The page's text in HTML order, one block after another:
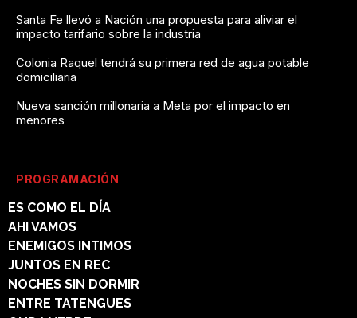
Santa Fe llevó a Nación una propuesta para aliviar el
impacto tarifario sobre la industria
Colonia Raquel tendrá su primera red de agua potable
domiciliaria
Nueva sanción millonaria a Meta por el impacto en
menores
PROGRAMACIÓN
ES COMO EL DÍA
AHI VAMOS
ENEMIGOS INTIMOS
JUNTOS EN REC
NOCHES SIN DORMIR
ENTRE TATENGUES